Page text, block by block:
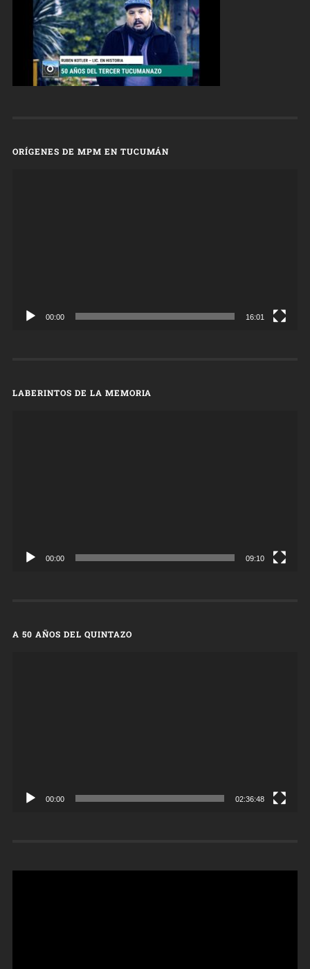
ORÍGENES DE MPM EN TUCUMÁN
00:00 16:01
LABERINTOS DE LA MEMORIA
00:00 09:10
A 50 AÑOS DEL QUINTAZO
00:00 02:36:48